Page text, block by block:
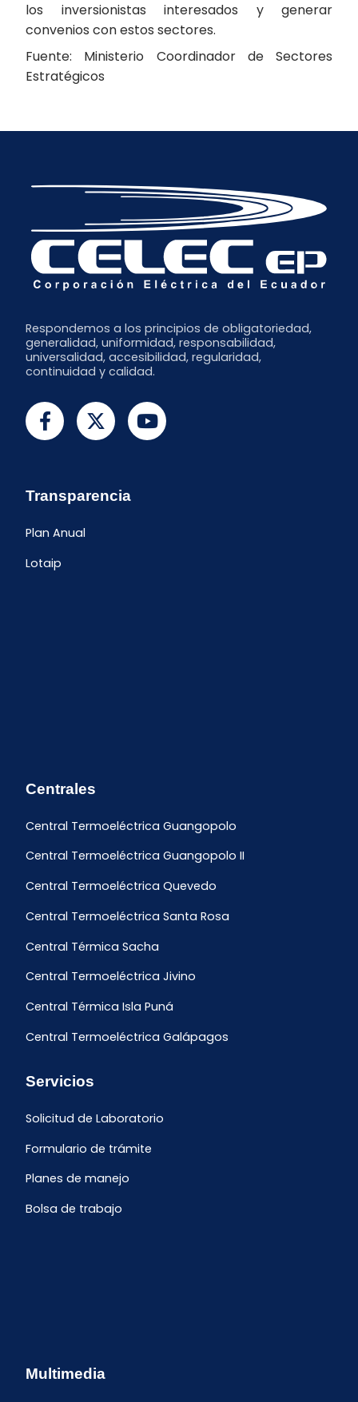
los inversionistas interesados y generar
convenios con estos sectores.
Fuente: Ministerio Coordinador de Sectores
Estratégicos
Respondemos a los principios de obligatoriedad,
generalidad, uniformidad, responsabilidad,
universalidad, accesibilidad, regularidad,
continuidad y calidad.
Transparencia
Plan Anual
Lotaip
Centrales
Central Termoeléctrica Guangopolo
Central Termoeléctrica Guangopolo II
Central Termoeléctrica Quevedo
Central Termoeléctrica Santa Rosa
Central Térmica Sacha
Central Termoeléctrica Jivino
Central Térmica Isla Puná
Central Termoeléctrica Galápagos
Servicios
Solicitud de Laboratorio
Formulario de trámite
Planes de manejo
Bolsa de trabajo
Multimedia